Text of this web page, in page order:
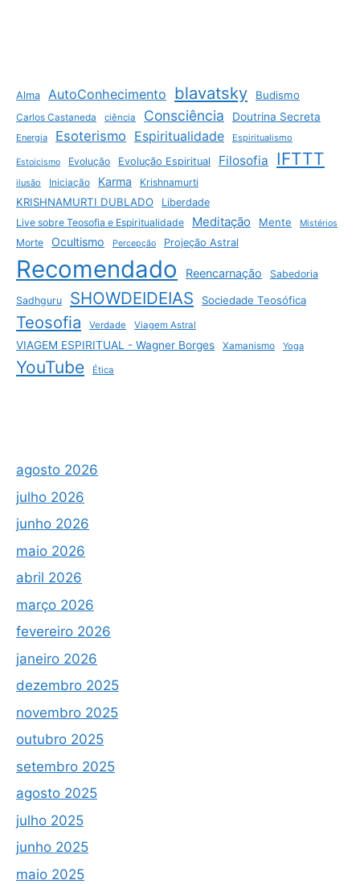
Alma AutoConhecimento blavatsky Budismo
Carlos Castaneda ciência Consciência Doutrina Secreta
Energia Esoterismo Espiritualidade Espiritualismo
Estoicismo Evolução Evolução Espiritual Filosofia IFTTT
ilusão Iniciação Karma Krishnamurti
KRISHNAMURTI DUBLADO
Liberdade
Live sobre Teosofia e Espiritualidade
Meditação Mente Mistérios
Morte Ocultismo Percepção Projeção Astral
Recomendado Reencarnação Sabedoria
Sadhguru SHOWDEIDEIAS Sociedade Teosófica
Teosofia Verdade Viagem Astral
VIAGEM ESPIRITUAL - Wagner Borges Xamanismo Yoga
YouTube Ética
agosto 2026
julho 2026
junho 2026
maio 2026
abril 2026
março 2026
fevereiro 2026
janeiro 2026
dezembro 2025
novembro 2025
outubro 2025
setembro 2025
agosto 2025
julho 2025
junho 2025
maio 2025